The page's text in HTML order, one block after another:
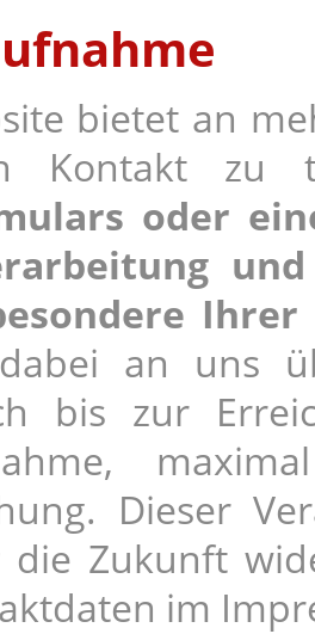
bietet an
Kontakt zu
oder
und
Ihrer
an uns
bis zur
Dieser
Zukunft
im